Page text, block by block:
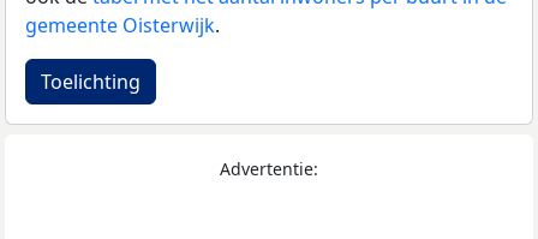
gemeente Oisterwijk.
Toelichting
Advertentie: